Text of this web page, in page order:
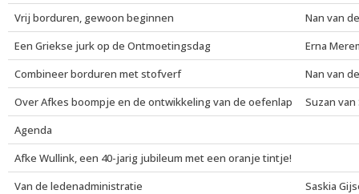
Vrij borduren, gewoon beginnen
Nan van
Een Griekse jurk op de Ontmoetingsdag
Erna
Combineer borduren met stofverf
Nan van
Over Afkes boompje en de ontwikkeling van de oefenlap
Suzan
Agenda
Afke Wullink, een 40-jarig jubileum met een oranje tintje!
Van de ledenadministratie
Saskia